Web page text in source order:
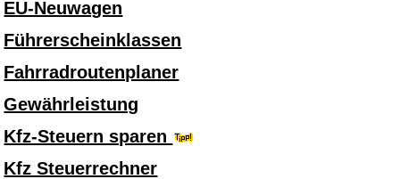
EU-Neuwagen
Führerscheinklassen
Fahrradroutenplaner
Gewährleistung
Kfz-Steuern sparen
Kfz Steuerrechner